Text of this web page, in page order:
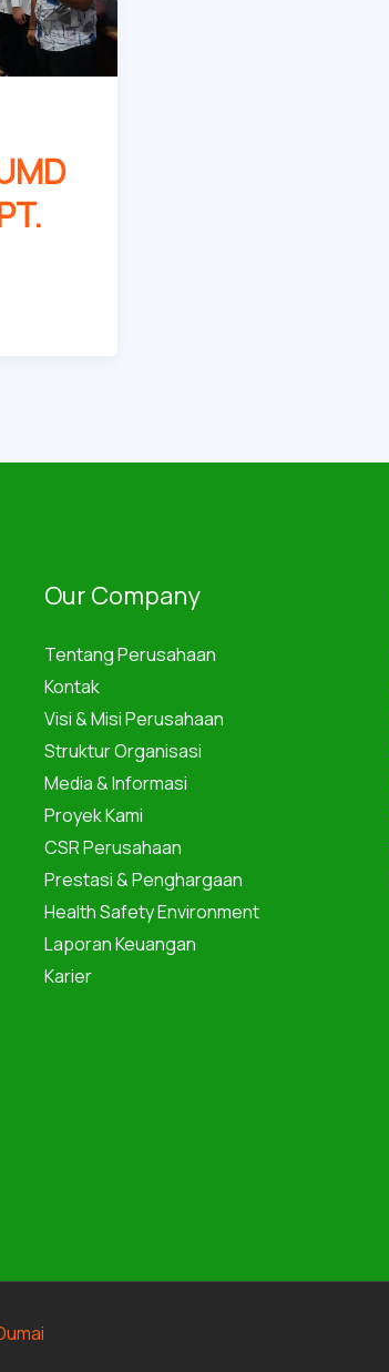
Our Company
Tentang Perusahaan
Kontak
Visi & Misi Perusahaan
Struktur Organisasi
Media & Informasi
Proyek Kami
CSR Perusahaan
Prestasi & Penghargaan
Health Safety Environment
Laporan Keuangan
Karier